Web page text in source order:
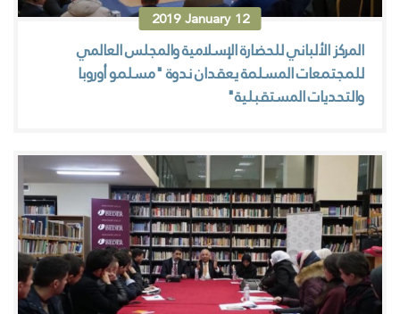
12
January
2019
المركز الألباني للحضارة الإسلامية والمجلس العالمي
للمجتمعات المسلمة يعقدان ندوة "مسلمو أوروبا
والتحديات المستقبلية"